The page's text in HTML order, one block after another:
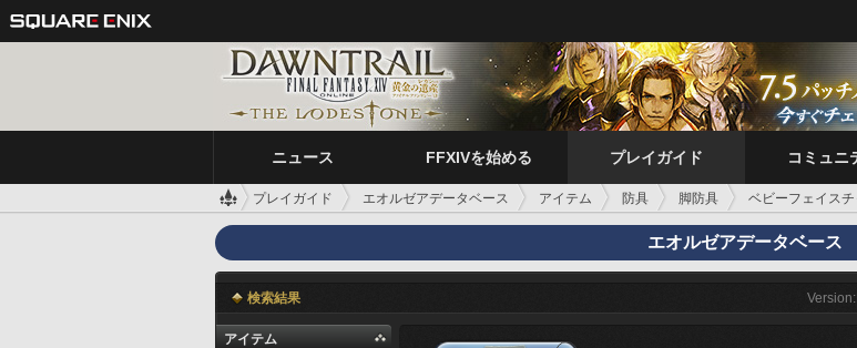
ニュース FFXIVを始める プレイガイド コミュニ
プレイガイド エオルゼアデータベース アイテム 防具 脚防具 ベビーフェイス
エオルゼアデータベース
検索結果
アイテム